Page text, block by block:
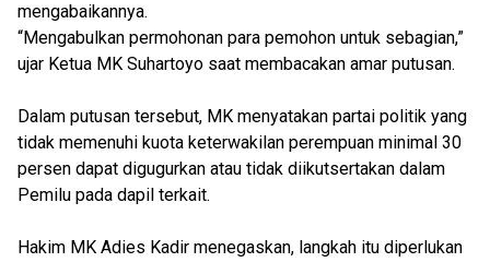
mengabaikannya.
“Mengabulkan permohonan para pemohon untuk sebagian,”
ujar Ketua MK Suhartoyo saat membacakan amar putusan.
Dalam putusan tersebut, MK menyatakan partai politik yang
tidak memenuhi kuota keterwakilan perempuan minimal 30
persen dapat digugurkan atau tidak diikutsertakan dalam
Pemilu pada dapil terkait.
Hakim MK Adies Kadir menegaskan, langkah itu diperlukan